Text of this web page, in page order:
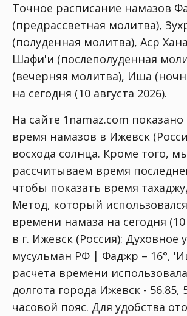
Точное расписание намазов
(предрассветная молитва),
(полуденная молитва), Аср
Шафи'и (послеполуденная
(вечерняя молитва), Иша
на сегодня (10 августа 2026).
На сайте 1namaz.com
время намазов в Ижевск
восхода солнца. Кроме того,
рассчитываем время
чтобы показать время
Метод, который
времени намаза на сегодня (10
в г. Ижевск (Россия): Духовное
мусульман РФ | Фаджр – 16°,
расчета времени
долгота города Ижевск - 56.85,
часовой пояс. Для удобства